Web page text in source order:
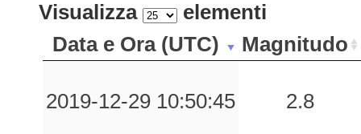
Visualizza
elementi
Data e Ora (UTC)
Magnitudo
2019-12-29 10:50:45 2.8